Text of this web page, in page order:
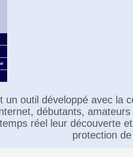
un outil développé avec la
débutants,
réel leur découverte
protection